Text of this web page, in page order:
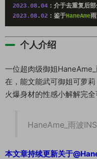
2023.08.04 ：介于去重复后
2023.08.02 ：鉴于HaneAme
个人介绍
一位超肉级御姐
在，能文能武可御姐可萝
火爆身材的性感小解解完全
HaneAme_雨波
本文章持续更新关于